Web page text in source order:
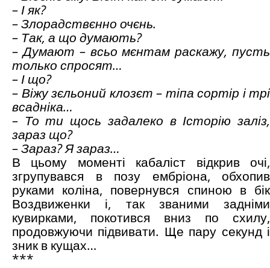
– І як?
– Злорадствєнно очєнь.
– Так, а що думають?
– Думают – всьо мєнтам раскажу, пусть
только спросят…
– І що?
– Віжу зєльоний клозєт – тіпа сортір і трі
всадніка…
– То ти щось задалеко в Історію заліз,
зараз що?
– Зараз? Я зараз…
В цьому моменті кабаліст відкрив очі,
згрупувався в позу ембріона, обхопив
руками коліна, повернувся спиною в бік
Воздвиженки і, так званими задніми
кувирками, покотився вниз по схилу,
продовжуючи підвивати. Ще пару секунд і
зник в кущах…
***